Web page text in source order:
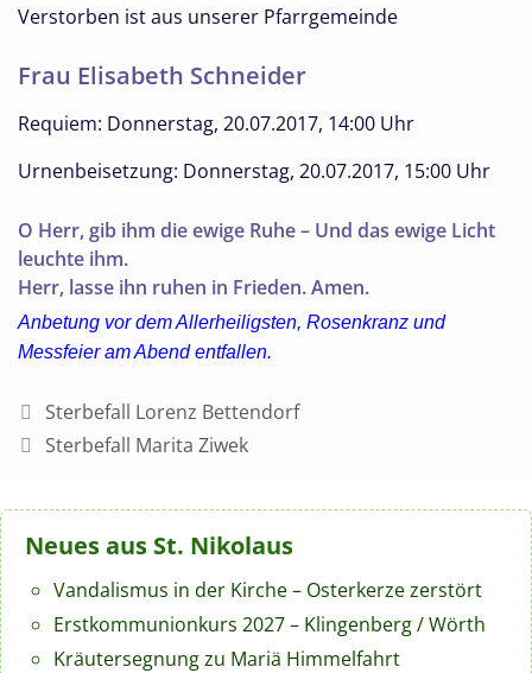
Verstorben ist aus unserer Pfarrgemeinde
Frau Elisabeth Schneider
Requiem: Donnerstag, 20.07.2017, 14:00 Uhr
Urnenbeisetzung: Donnerstag, 20.07.2017, 15:00 Uhr
O Herr, gib ihm die ewige Ruhe – Und das ewige Licht
leuchte ihm.
Herr, lasse ihn ruhen in Frieden. Amen.
Anbetung vor dem Allerheiligsten, Rosenkranz und
Messfeier am Abend entfallen.
Sterbefall Lorenz Bettendorf
Sterbefall Marita Ziwek
Neues aus St. Nikolaus
Vandalismus in der Kirche – Osterkerze zerstört
Erstkommunionkurs 2027 – Klingenberg / Wörth
Kräutersegnung zu Mariä Himmelfahrt